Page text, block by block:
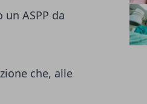
ASPP da
che, alle